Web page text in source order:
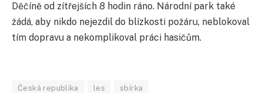
Děčíně od zítřejších 8 hodin ráno. Národní park také
žádá, aby nikdo nejezdil do blízkosti požáru, neblokoval
tím dopravu a nekomplikoval práci hasičům.
Česká republika les sbírka